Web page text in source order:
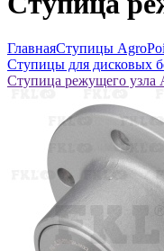
ГлавнаяСтупицы
Ступицы для дисковых
Ступица режущего